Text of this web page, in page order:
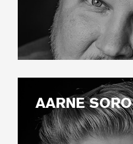
AARNE SORO